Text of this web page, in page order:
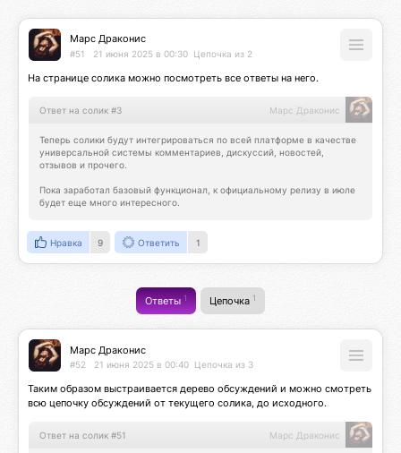
Марс Драконис
#51 21 июня 2025 в 00:30 Цепочка из 2
На странице солика можно посмотреть все ответы на него.
Ответ на солик #3 Марс Драконис
Теперь солики будут интегрироваться по всей платформе в качестве
универсальной системы комментариев, дискуссий, новостей,
отзывов и прочего.
Пока заработал базовый функционал, к официальному релизу в июле
будет еще много интересного.
Нравка 9 Ответить 1
Ответы1 Цепочка 1
Марс Драконис
#52 21 июня 2025 в 00:40 Цепочка из 3
Таким образом выстраивается дерево обсуждений и можно смотреть
всю цепочку обсуждений от текущего солика, до исходного.
Ответ на солик #51 Марс Драконис